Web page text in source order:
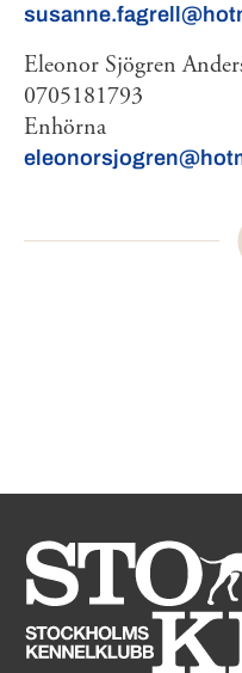
Eleonor Sjögren
0705181793
Enhörna
Köpa hund startsida